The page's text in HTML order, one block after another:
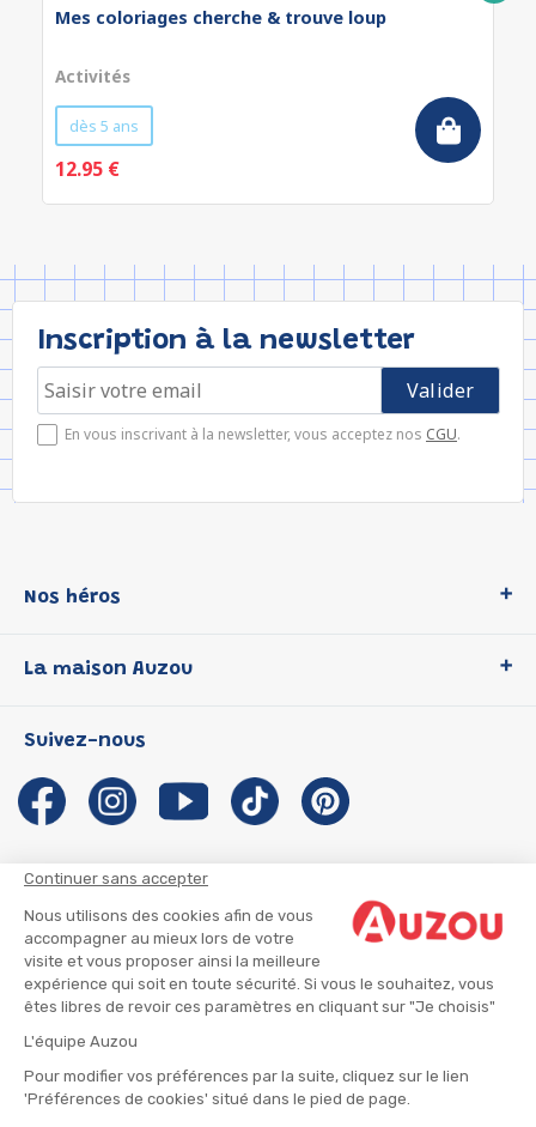
Continuer sans accepter
Nous utilisons des cookies afin de vous
accompagner au mieux lors de votre
visite et vous proposer ainsi la meilleure
expérience qui soit en toute sécurité. Si vous le souhaitez, vous
êtes libres de revoir ces paramètres en cliquant sur "Je choisis"
L'équipe Auzou
Pour modifier vos préférences par la suite, cliquez sur le lien
'Préférences de cookies' situé dans le pied de page.
Mes coloriages cherche & trouve loup
Activités
dès 5 ans
12.95 €
Inscription à la newsletter
En vous inscrivant à la newsletter, vous acceptez nos CGU.
Nos héros
P'tit Loup
Les Influenceuses
Migali
Petite Taupe
La maison Auzou
Notre histoire
Auzou s'engage
Auteurs et illustrateurs Auzou
Suivre mon colis
Infos consommateur
Suivez-nous
CGU
CGV
Mentions légales